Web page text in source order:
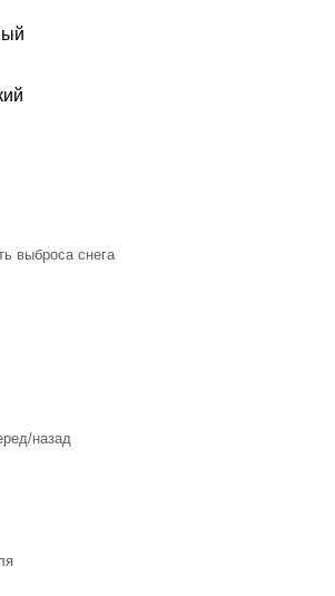
выброса снега
назад